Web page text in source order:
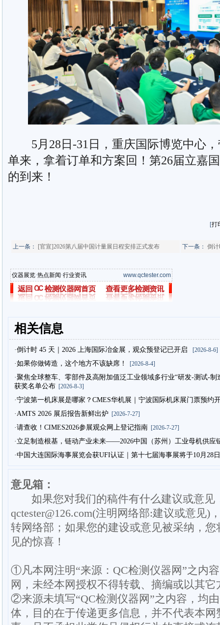
5月28日-31日，重庆国际博览中心，
单来，拿着订单和方案回！第26届立嘉
的到来！
[打
上一条： [官宣]2026第八届中国计量展日程安排正式发布 下一条： 倒计
仪器展览·热点新闻·行业资讯 www.qctester.com
相关信息
·倒计时 45 天｜2026 上海国际冶金展，观众预登记已开启 [2026-8-6]
·如果你做铸造，这个地方不该缺席！ [2026-8-4]
·聚焦全球整车、零部件及高附加值泛工业领域多行业“研发-测试-制
获奖名单公布[2026-8-3]
·宁波第一机床展是哪家？CMES华机展｜宁波国际机床展门票预约
·AMTS 2026 展后报告新鲜出炉[2026-7-27]
·请查收！CIMES2026参展观众网上登记指南 [2026-7-27]
·立足制造根基，链动产业未来——2026中国（苏州）工业母机供应
·中国大连国际海事展览会获UFI认证｜第十七届海事展将于10月28
意见箱：
如果您对我们的稿件有什么建议或意见
qctester@126.com(注明网络部:建议或意见)
转网络部；如果您的建设或意见被采纳，
见的惊喜！
①凡本网注明“来源：QC检测仪器网”之内
网，未经本网授权不得转载、摘编或以其它
②来源未填写“QC检测仪器网”之内容，均
体，目的在于传递更多信息，并不代表本